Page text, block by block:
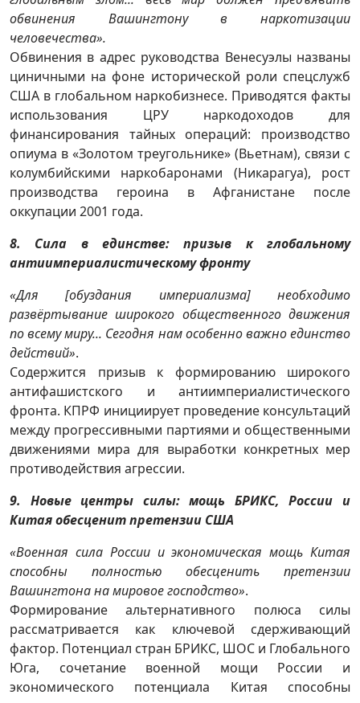
обвинения Вашингтону в наркотизации
человечества».
Обвинения в адрес руководства Венесуэлы названы
циничными на фоне исторической роли спецслужб
США в глобальном наркобизнесе. Приводятся факты
использования ЦРУ наркодоходов для
финансирования тайных операций: производство
опиума в «Золотом треугольнике» (Вьетнам), связи с
колумбийскими наркобаронами (Никарагуа), рост
производства героина в Афганистане после
оккупации 2001 года.
8. Сила в единстве: призыв к глобальному
антиимпериалистическому фронту
«Для [обуздания империализма] необходимо
развёртывание широкого общественного движения
по всему миру... Сегодня нам особенно важно единство
действий».
Содержится призыв к формированию широкого
антифашистского и антиимпериалистического
фронта. КПРФ инициирует проведение консультаций
между прогрессивными партиями и общественными
движениями мира для выработки конкретных мер
противодействия агрессии.
9. Новые центры силы: мощь БРИКС, России и
Китая обесценит претензии США
«Военная сила России и экономическая мощь Китая
способны полностью обесценить претензии
Вашингтона на мировое господство».
Формирование альтернативного полюса силы
рассматривается как ключевой сдерживающий
фактор. Потенциал стран БРИКС, ШОС и Глобального
Юга, сочетание военной мощи России и
экономического потенциала Китая способны